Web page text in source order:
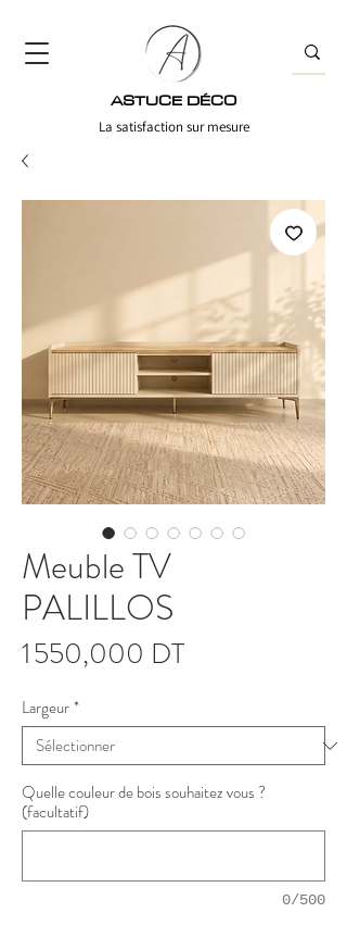
ASTUCE DÉCO
La satisfaction sur mesure
Meuble TV
PALILLOS
1 550,000 DTPrix
Largeur*
Quelle couleur de bois souhaitez vous ?
(facultatif)
0/500